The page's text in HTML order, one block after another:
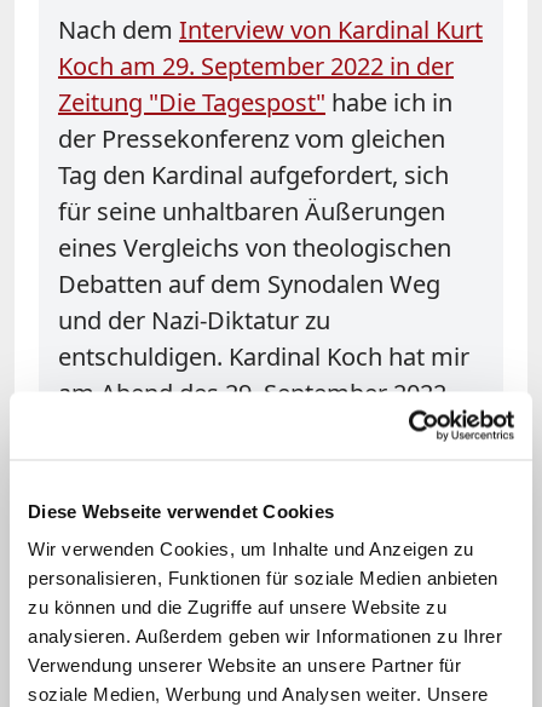
Diese Webseite verwendet Cookies
Wir verwenden Cookies, um Inhalte und Anzeigen zu
personalisieren, Funktionen für soziale Medien anbieten
zu können und die Zugriffe auf unsere Website zu
analysieren. Außerdem geben wir Informationen zu Ihrer
Verwendung unserer Website an unsere Partner für
soziale Medien, Werbung und Analysen weiter. Unsere
Nach dem Interview von Kardinal Kurt
Koch am 29. September 2022 in der
Zeitung "Die Tagespost" habe ich in
der Pressekonferenz vom gleichen
Tag den Kardinal aufgefordert, sich
für seine unhaltbaren Äußerungen
eines Vergleichs von theologischen
Debatten auf dem Synodalen Weg
und der Nazi-Diktatur zu
entschuldigen. Kardinal Koch hat mir
am Abend des 29. September 2022
eine Stellungnahme zukommen
unseres Glaubens aus seinen
Erkenntnisquellen heraus ist eine
Kernfrage der Theologie. Hierfür gäbe
es viele Möglichkeiten, Beispiele und